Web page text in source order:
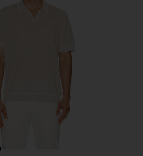
Linen Johnny Collar Polo